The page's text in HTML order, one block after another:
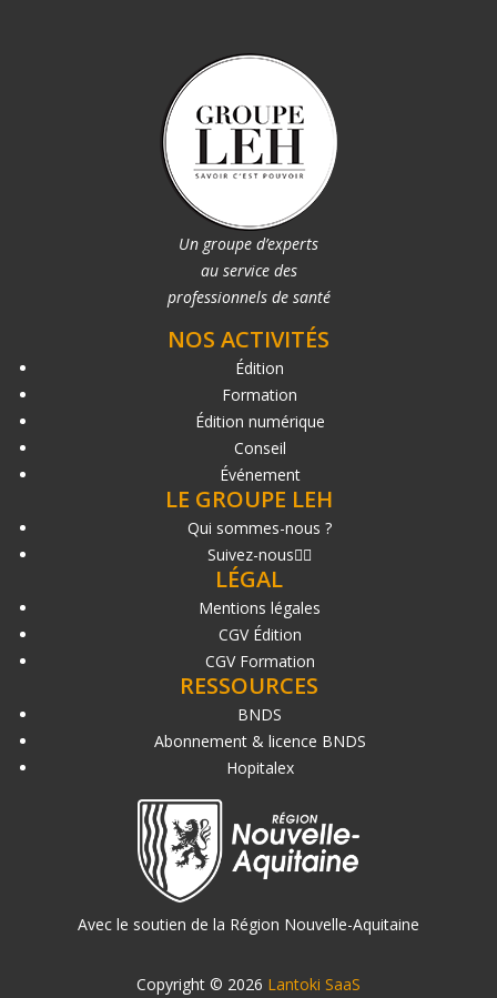
Un groupe d’experts
au service des
professionnels de santé
NOS ACTIVITÉS
Édition
Formation
Édition numérique
Conseil
Événement
LE GROUPE LEH
Qui sommes-nous ?
Suivez-nous
LÉGAL
Mentions légales
CGV Édition
CGV Formation
RESSOURCES
BNDS
Abonnement & licence BNDS
Hopitalex
Avec le soutien de la Région Nouvelle-Aquitaine
Copyright © 2026 Lantoki SaaS